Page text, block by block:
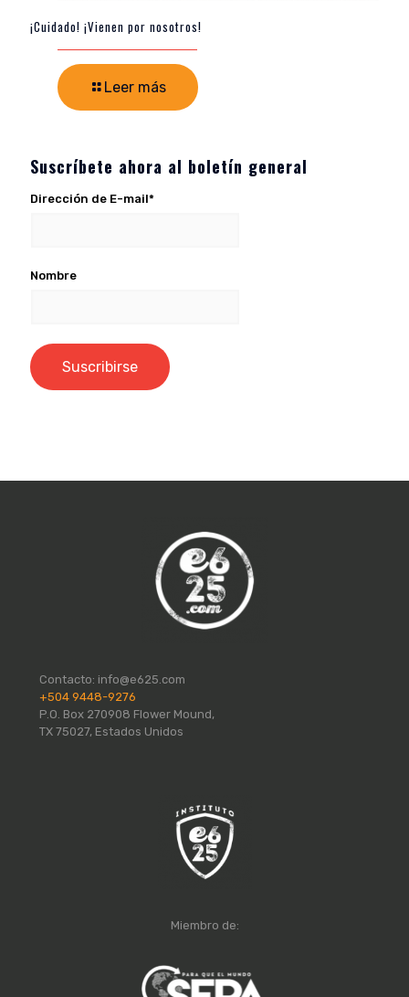
¡Cuidado! ¡Vienen por nosotros!
Leer más
Suscríbete ahora al boletín general
Dirección de E-mail*
Nombre
Contacto: info@e625.com
+504 9448-9276
P.O. Box 270908 Flower Mound,
TX 75027, Estados Unidos
Miembro de: